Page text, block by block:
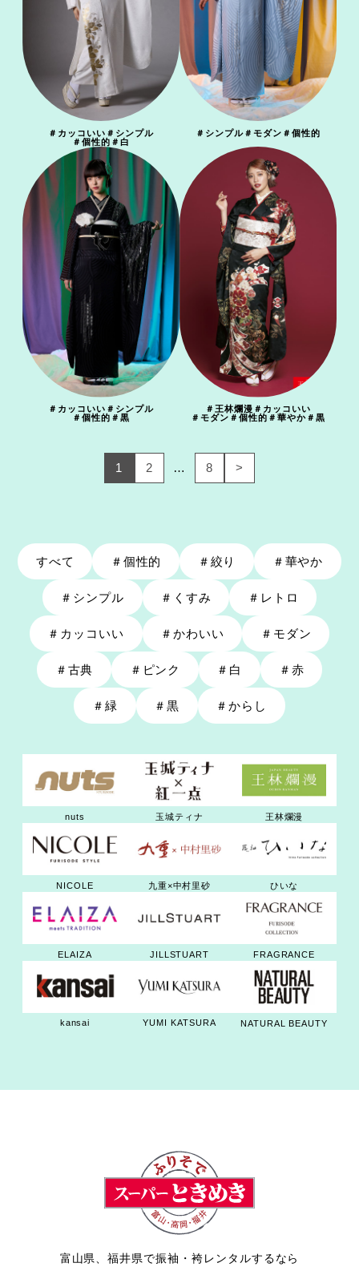
＃ カッコいい ＃ シンプル
＃個性的 ＃ 白
＃ シンプル＃ モダン ＃ 個性的
＃ カッコいい ＃ シンプル
＃個性的 ＃ 黒
＃ 王林爛漫 ＃ カッコいい
＃モダン ＃ 個性的 ＃ 華やか＃ 黒
1 2 … 8 >
すべて ＃ 個性的 ＃ 絞り ＃ 華やか
＃ シンプル ＃ くすみ ＃ レトロ
＃ カッコいい ＃かわいい ＃ モダン
＃ 古典 ＃ ピンク ＃ 白 ＃ 赤
＃ 緑 ＃黒 ＃からし
nuts 玉城ティナ 王林爛漫
NICOLE 九重×中村里砂 ひいな
ELAIZA JILLSTUART FRAGRANCE
kansai YUMI KATSURA NATURAL BEAUTY
富山県、福井県で振袖・袴レンタルするなら